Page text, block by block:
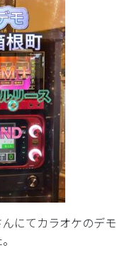
にてカラオケのデモ